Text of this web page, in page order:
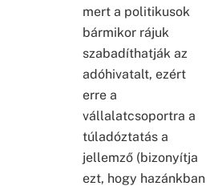
mert a politikusok
bármikor rájuk
szabadíthatják az
adóhivatalt, ezért
erre a
vállalatcsoportra a
túladóztatás a
jellemző (bizonyítja
ezt, hogy hazánkban